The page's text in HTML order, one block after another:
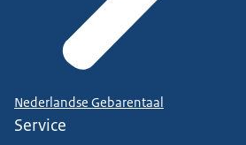
Nederlandse Gebarentaal
Service